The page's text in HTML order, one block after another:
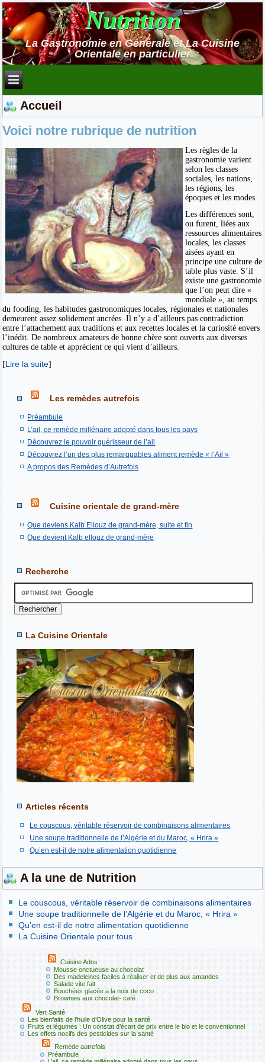
Nutrition
La Gastronomie en Générale et La Cuisine
Orientale en particulier
Accueil
Voici notre rubrique de nutrition
Les règles de la
gastronomie varient
selon les classes
sociales, les nations,
les régions, les
époques et les modes.
Les différences sont,
ou furent, liées aux
ressources alimentaires
locales, les classes
aisées ayant en
principe une culture de
table plus vaste. S’il
existe une gastronomie
que l’on peut dire «
mondiale », au temps
du fooding, les habitudes gastronomiques locales, régionales et nationales
demeurent assez solidement ancrées. Il n’y a d’ailleurs pas contradiction
entre l’attachement aux traditions et aux recettes locales et la curiosité envers
l’inédit. De nombreux amateurs de bonne chère sont ouverts aux diverses
cultures de table et apprécient ce qui vient d’ailleurs.
[Lire la suite]
Les remèdes autrefois
Préambule
L’ail, ce remède millénaire adopté dans tous les pays
Découvrez le pouvoir guérisseur de l’ail
Découvrez l’un des plus remarquables aliment remède « l’Ail »
A propos des Remèdes d’Autrefois
Cuisine orientale de grand-mère
Que deviens Kalb Ellouz de grand-mère, suite et fin
Que devient Kalb ellouz de grand-mère
Recherche
La Cuisine Orientale
Articles récents
Le couscous, véritable réservoir de combinaisons alimentaires
Une soupe traditionnelle de l’Algérie et du Maroc, « Hrira »
Qu’en est-il de notre alimentation quotidienne
A la une de Nutrition
Le couscous, véritable réservoir de combinaisons alimentaires
Une soupe traditionnelle de l’Algérie et du Maroc, « Hrira »
Qu’en est-il de notre alimentation quotidienne
La Cuisine Orientale pour tous
Cuisine Ados
Mousse onctueuse au chocolat
Des madeleines faciles à réaliser et de plus aux amandes
Salade vite fait
Bouchées glacée a la noix de coco
Brownies aux chocolat- café
Vert Santé
Les bienfaits de l’huile d’Olive pour la santé
Fruits et légumes : Un constat d’écart de prix entre le bio et le conventionnel
Les effets nocifs des pesticides sur la santé
Remède autrefois
Préambule